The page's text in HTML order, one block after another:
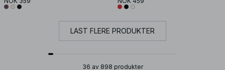
LAST FLERE PRODUKTER
36 av 898 produkter